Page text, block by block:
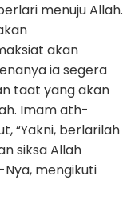
menuju Allah.
akan
ia segera
taat yang akan
Imam ath-
“Yakni, berlarilah
siksa Allah
mengikuti